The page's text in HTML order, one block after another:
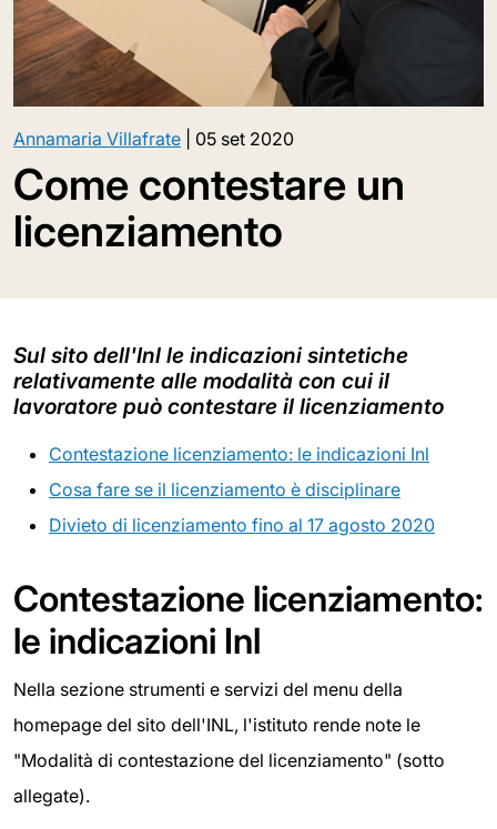
Annamaria Villafrate 05 set 2020
Come contestare un
licenziamento
Sul sito dell'Inl le indicazioni sintetiche
relativamente alle modalità con cui il
lavoratore può contestare il licenziamento
Contestazione licenziamento: le indicazioni Inl
Cosa fare se il licenziamento è disciplinare
Divieto di licenziamento fino al 17 agosto 2020
Contestazione licenziamento:
le indicazioni Inl
Nella sezione strumenti e servizi del menu della
homepage del sito dell'INL, l'istituto rende note le
"Modalità di contestazione del licenziamento" (sotto
allegate).